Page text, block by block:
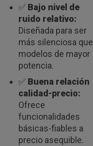
✅ Bajo nivel de
ruido relativo:
Diseñada para ser
más silenciosa que
modelos de mayor
potencia.
✅ Buena relación
calidad-precio:
Ofrece
funcionalidades
básicas-fiables a
precio asequible.